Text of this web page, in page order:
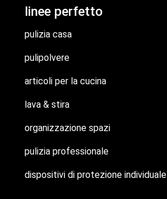
linee perfetto
pulizia casa
pulipolvere
articoli per la cucina
lava & stira
organizzazione spazi
pulizia professionale
dispositivi di protezione individuale